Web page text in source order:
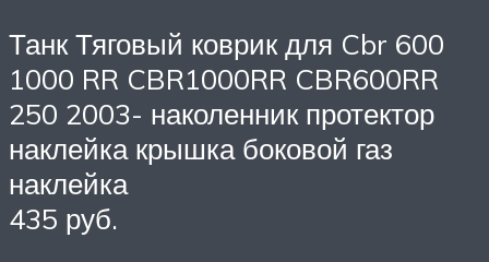
Танк Тяговый коврик для Cbr 600
1000 RR CBR1000RR CBR600RR
250 2003- наколенник протектор
наклейка крышка боковой газ
наклейка
435 руб.